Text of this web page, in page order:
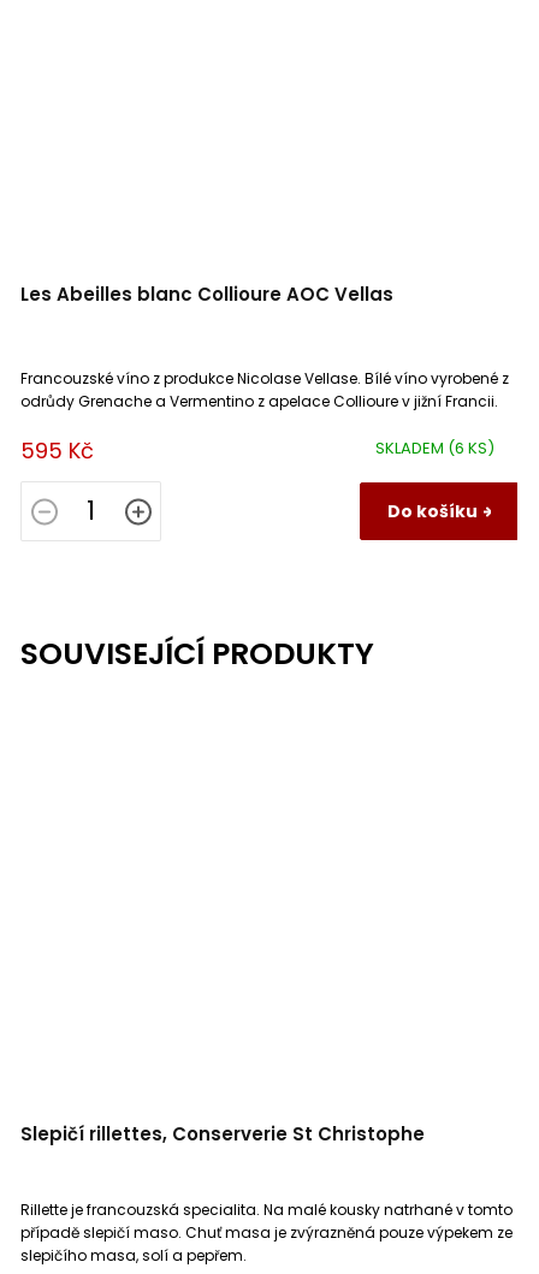
Les Abeilles blanc Collioure AOC Vellas
SKLADEM (6 KS)
595 Kč
Do košíku
Francouzské víno z produkce Nicolase Vellase. Bílé víno vyrobené z
odrůdy Grenache a Vermentino z apelace Collioure v jižní Francii.
SOUVISEJÍCÍ PRODUKTY
Slepičí rillettes, Conserverie St Christophe
Rillette je francouzská specialita. Na malé kousky natrhané v tomto
případě slepičí maso. Chuť masa je zvýrazněná pouze výpekem ze
slepičího masa, solí a pepřem.